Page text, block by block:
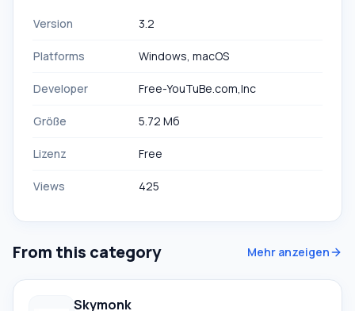
Version 3.2
Platforms Windows, macOS
Developer Free-YouTuBe.com,Inc
Größe 5.72 Мб
Lizenz Free
Views 425
From this category Mehr anzeigen
Skymonk